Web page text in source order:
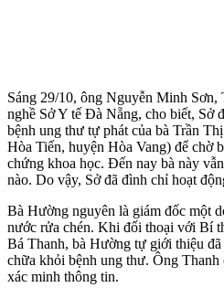
Sáng 29/10, ông Nguyễn Minh Sơn,
nghề Sở Y tế Đà Nẵng, cho biết, Sở
bệnh ung thư tự phát của bà Trần
Hòa Tiến, huyện Hòa Vang) để chờ
chứng khoa học. Đến nay bà này
nào. Do vậy, Sở đã đình chỉ hoạt
Bà Hường nguyên là giám đốc một
nước rửa chén. Khi đối thoại với Bí
Bá Thanh, bà Hường tự giới thiệu
chữa khỏi bệnh ung thư. Ông
xác minh thông tin.